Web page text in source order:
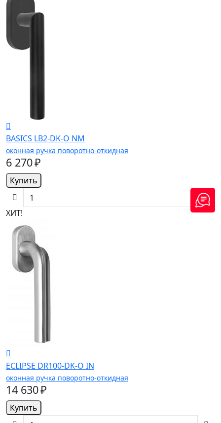
BASICS LB2-DK-O NM
оконная ручка поворотно-откидная
6 270 ₽
Купить
ХИТ!
ECLIPSE DR100-DK-O IN
оконная ручка поворотно-откидная
14 630 ₽
Купить